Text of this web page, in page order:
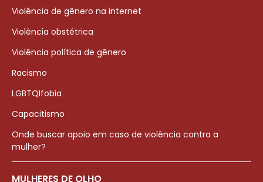
Violência de gênero na internet
Violência obstétrica
Violência política de gênero
Racismo
LGBTQIfobia
Capacitismo
Onde buscar apoio em caso de violência contra a
mulher?
MULHERES DE OLHO